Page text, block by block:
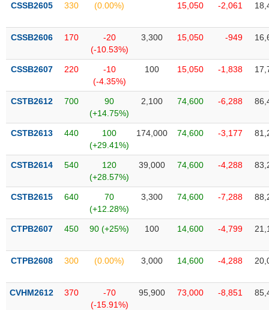
CSSB2605 330 (0.00%) 15,050 -2,061
CSSB2606 170
-20
(-10.53%)
3,300 15,050 -949
CSSB2607 220
-10
(-4.35%)
100 15,050 -1,838
CSTB2612 700
90
(+14.75%)
2,100 74,600 -6,288
CSTB2613 440
100
(+29.41%)
174,000 74,600 -3,177
CSTB2614 540
120
(+28.57%)
39,000 74,600 -4,288
CSTB2615 640
70
(+12.28%)
3,300 74,600 -7,288
CTPB2607 450 90 (+25%) 100 14,600 -4,799
CTPB2608 300 (0.00%) 3,000 14,600 -4,288
CVHM2612 370
-70
(-15.91%)
95,900 73,000 -8,851
CHĂM
SÓC
KHỎE
CÔNG
THÔNG